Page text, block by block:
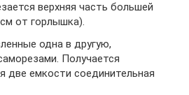
верхняя часть большей
от горлышка).
одна в другую,
Получается
емкости соединительная